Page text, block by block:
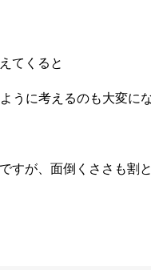
てくると
うに考えるのも大変に
すが、面倒くささも割